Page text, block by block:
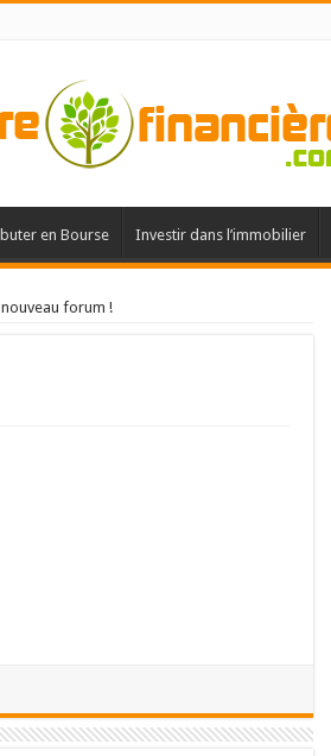
en Bourse Investir dans l’immobilier
forum !